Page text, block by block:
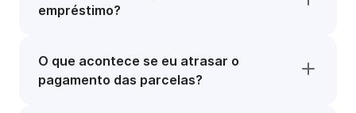
empréstimo?
O que acontece se eu atrasar o
pagamento das parcelas?